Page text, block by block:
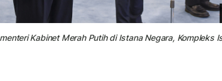
Kabinet Merah Putih di Istana Negara, Kompleks